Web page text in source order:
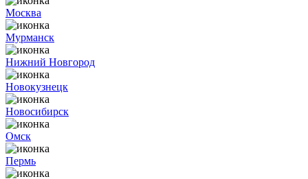
Москва
Мурманск
Нижний Новгород
Новокузнецк
Новосибирск
Омск
Пермь